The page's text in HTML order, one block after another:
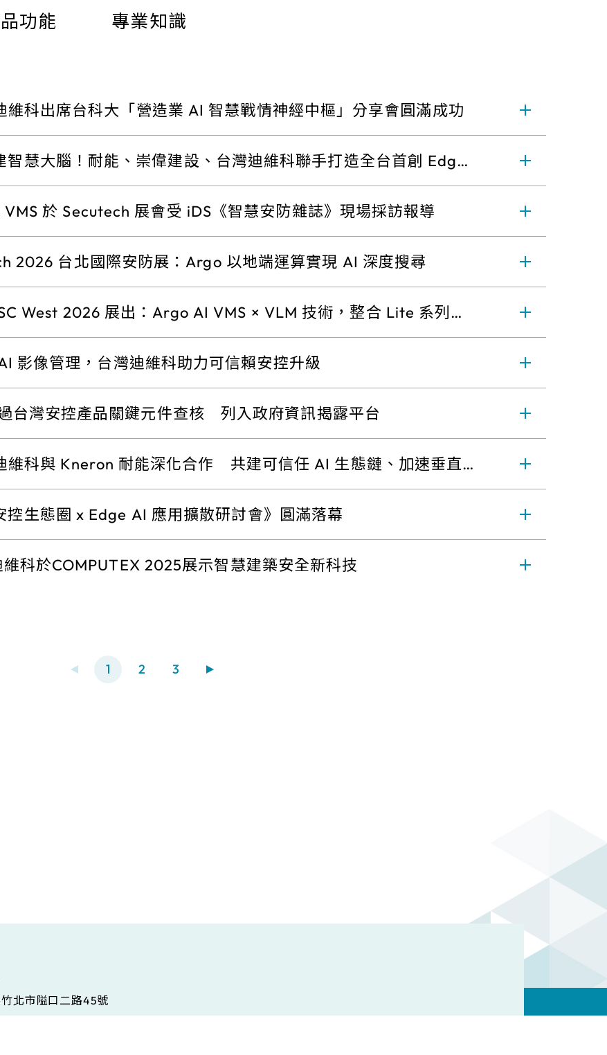
功能 專業知識
維科出席台科大「營造業 AI 智慧戰情神經中樞」分享會圓滿成功
智慧大腦！耐能、崇偉建設、台灣迪維科聯手打造全台首創 Edge
工地戰情神經中樞」
於 Secutech 展會受 iDS《智慧安防雜誌》現場採訪報導
2026 台北國際安防展：Argo 以地端運算實現 AI 深度搜尋
West 2026 展出：Argo AI VMS × VLM 技術，整合 Lite 系列攝
塑 AI 影像搜尋
影像管理，台灣迪維科助力可信賴安控升級
台灣安控產品關鍵元件查核 列入政府資訊揭露平台
維科與 Kneron 耐能深化合作 共建可信任 AI 生態鏈、加速垂直
轉型
控生態圈 x Edge AI 應用擴散研討會》圓滿落幕
科於COMPUTEX 2025展示智慧建築安全新科技
1 2 3
北市隘口二路45號